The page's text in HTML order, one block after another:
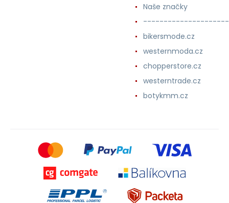
Naše značky
bikersmode.cz
westernmoda.cz
chopperstore.cz
westerntrade.cz
botykmm.cz